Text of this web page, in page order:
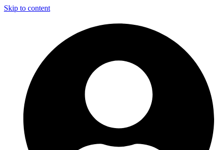
Skip to content